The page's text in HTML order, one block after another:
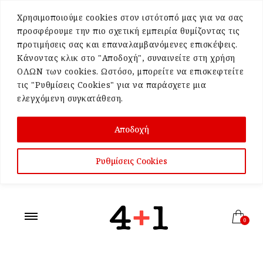
Χρησιμοποιούμε cookies στον ιστότοπό μας για να σας
προσφέρουμε την πιο σχετική εμπειρία θυμίζοντας τις
προτιμήσεις σας και επαναλαμβανόμενες επισκέψεις.
Κάνοντας κλικ στο "Αποδοχή", συναινείτε στη χρήση
ΟΛΩΝ των cookies. Ωστόσο, μπορείτε να επισκεφτείτε
τις "Ρυθμίσεις Cookies" για να παράσχετε μια
ελεγχόμενη συγκατάθεση.
Ρυθμίσεις Cookies
Αποδοχή
0